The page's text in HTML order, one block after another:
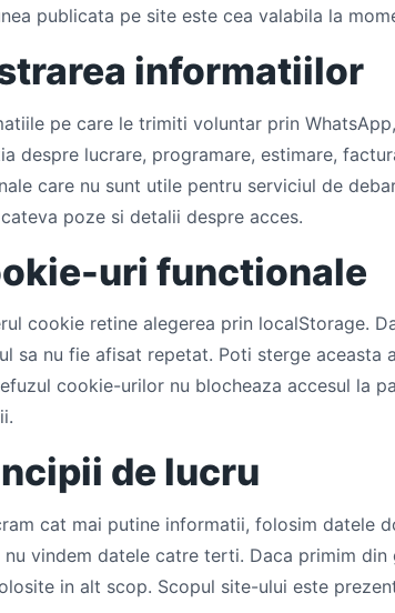
publicata pe site este cea valabila la
informatiilor
pe care le trimiti voluntar prin
despre lucrare, programare, estimare,
care nu sunt utile pentru serviciul de
poze si detalii despre acces.
uri functionale
cookie retine alegerea prin localStorage.
sa nu fie afisat repetat. Poti sterge
cookie-urilor nu blocheaza accesul la
de lucru
cat mai putine informatii, folosim datele
nu vindem datele catre terti. Daca primim
in alt scop. Scopul site-ului este